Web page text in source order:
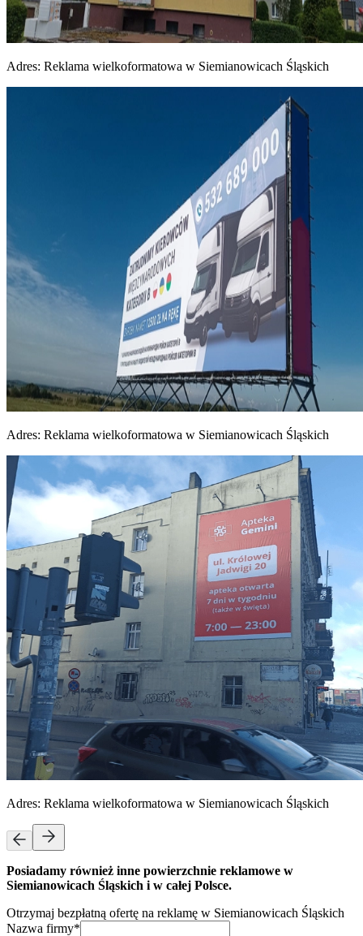
Adres: Reklama wielkoformatowa w Siemianowicach Śląskich
Adres: Reklama wielkoformatowa w Siemianowicach Śląskich
Adres: Reklama wielkoformatowa w Siemianowicach Śląskich
Posiadamy również inne powierzchnie reklamowe w
Siemianowicach Śląskich i w całej Polsce.
Otrzymaj bezpłatną ofertę na reklamę w Siemianowicach Śląskich
Nazwa firmy*